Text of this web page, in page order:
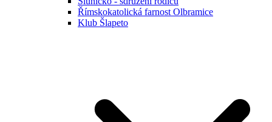
Římskokatolická farnost Olbramice
Klub Šlapeto